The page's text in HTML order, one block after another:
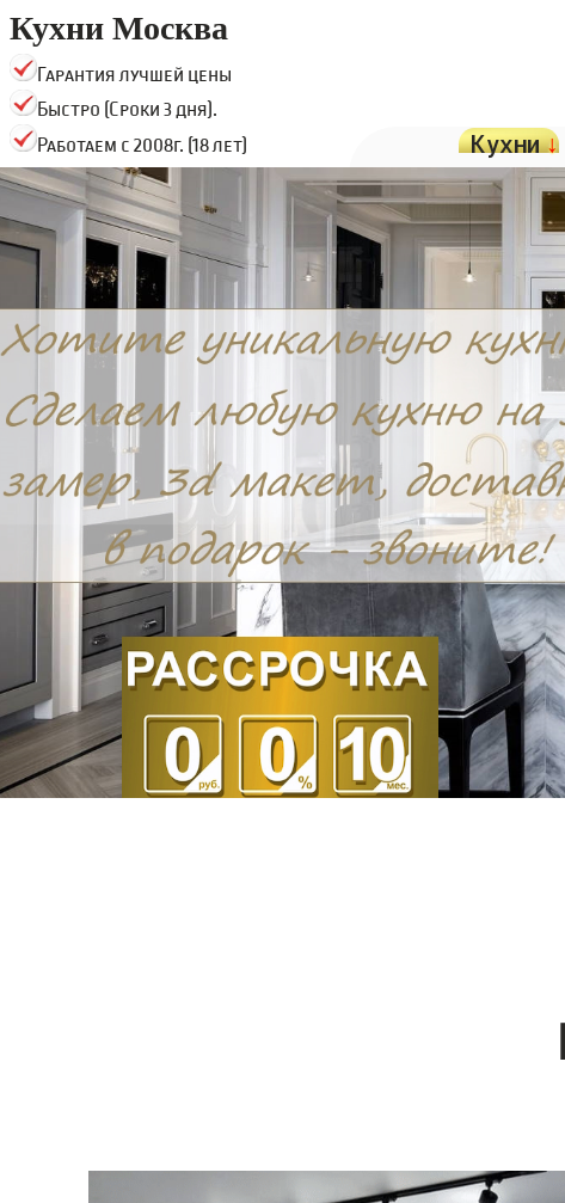
Кухни Москва
Гарантия лучшей цены
Быстро (Сроки 3 дня).
Работаем с 2008г. (18 лет)
Кухни↓